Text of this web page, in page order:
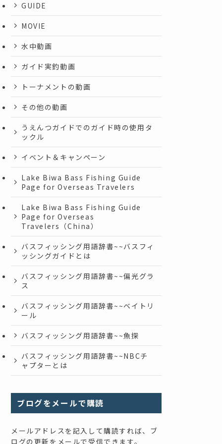
GUIDE
MOVIE
水中動画
ガイド実釣動画
トーナメントの動画
その他の動画
うえんつガイドでのガイド時の使用タ
ックル
イベント＆キャンペーン
Lake Biwa Bass Fishing Guide
Page for Overseas Travelers
Lake Biwa Bass Fishing Guide
Page for Overseas
Travelers（China）
バスフィッシング用語辞書~~バスフィ
ッシングガイドとは
バスフィッシング用語辞書~~偏光グラ
ス
バスフィッシング用語辞書~~ベイトリ
ール
バスフィッシング用語辞書~~魚探
バスフィッシング用語辞書~~NBCチ
ャプターとは
ブログをメールで購読
メールアドレスを記入して購読すれば、ブ
ログの更新をメールで受信できます。